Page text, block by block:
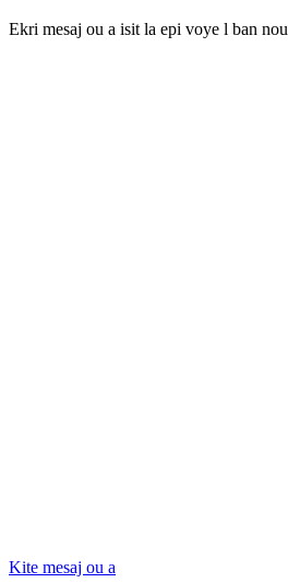
Ekri mesaj ou a isit la epi voye l ban nou
Kite mesaj ou a